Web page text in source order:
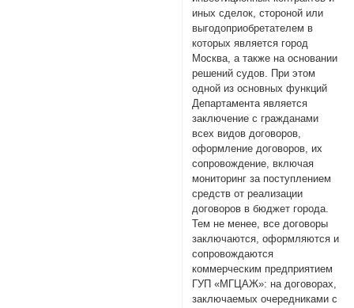
иных сделок, стороной или
выгодоприобретателем в
которых является город
Москва, а также на основании
решений судов. При этом
одной из основных функций
Департамента является
заключение с гражданами
всех видов договоров,
оформление договоров, их
сопровождение, включая
мониторинг за поступлением
средств от реализации
договоров в бюджет города.
Тем не менее, все договоры
заключаются, оформляются и
сопровождаются
коммерческим предприятием
ГУП «МГЦАЖ»: на договорах,
заключаемых очередниками с